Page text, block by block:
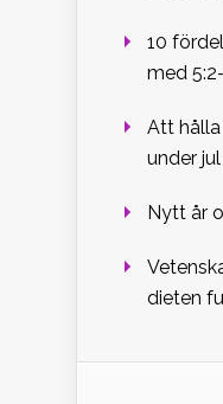
10
med
Att
under
Nytt år
dieten